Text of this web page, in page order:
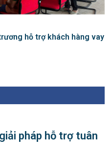
hỗ trợ khách hàng vay
pháp hỗ trợ tuân